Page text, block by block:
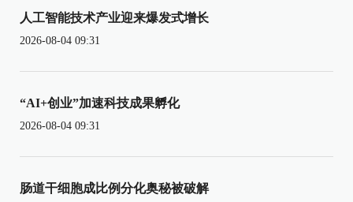
人工智能技术产业迎来爆发式增长
2026-08-04 09:31
“AI+创业”加速科技成果孵化
2026-08-04 09:31
肠道干细胞成比例分化奥秘被破解